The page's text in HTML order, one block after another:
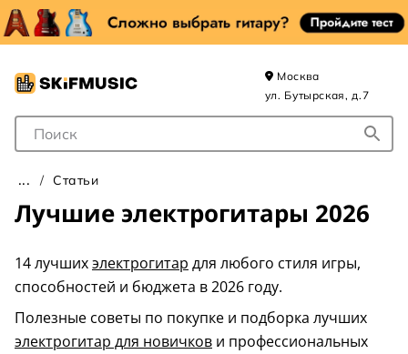
Поле для Поиска
Москва
ул. Бутырская, д.7
Статьи
Лучшие электрогитары 2026
14 лучшихэлектрогитар для любого стиля игры,
способностей и бюджета в 2026 году.
Полезные советы по покупке и подборка лучших
электрогитар для новичков и профессиональных